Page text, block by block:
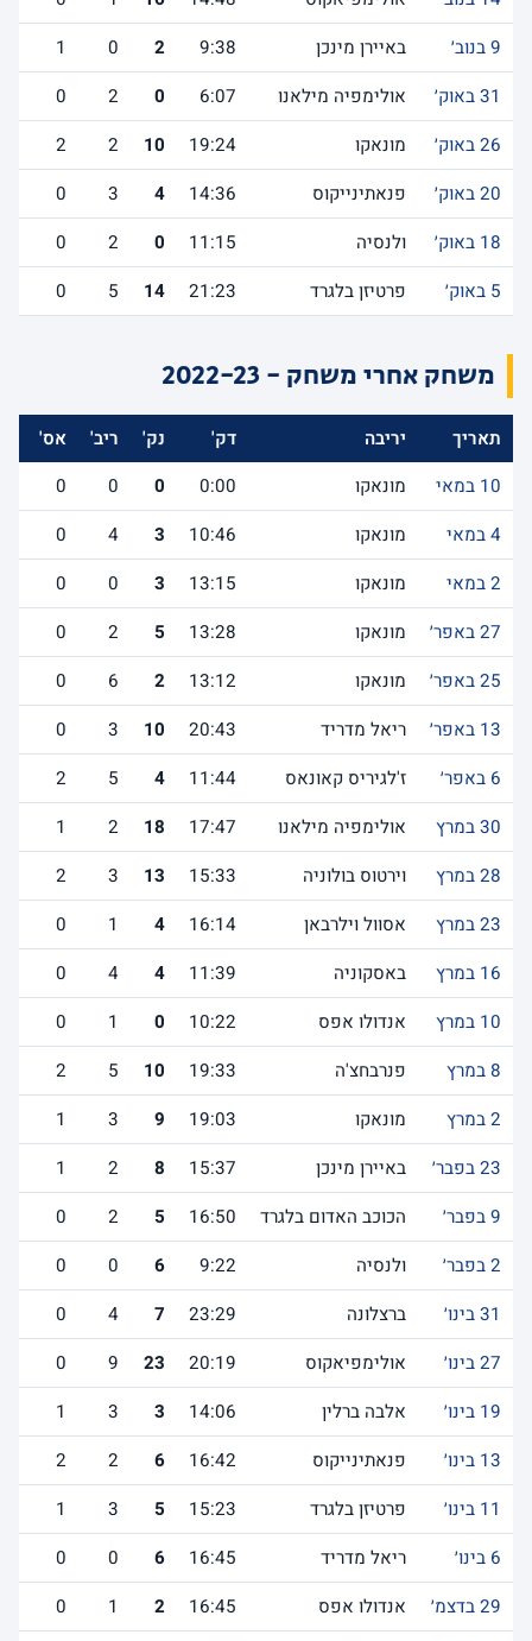
9 בנוב׳
באיירן מינכן 9:38
2
0
1
31 באוק׳
אולימפיה מילאנו 6:07
0
2
0
26 באוק׳
מונאקו 19:24
10
2
2
20 באוק׳
פנאתינייקוס 14:36
4
3
0
18 באוק׳
ולנסיה 11:15
0
2
0
5 באוק׳
פרטיזן בלגרד 21:23
14
5
0
משחק אחרי משחק - 2022-23
תאריך יריבה דק' נק' ריב' אס'
10 במאי
מונאקו 0:00
0
0
0
4 במאי
מונאקו 10:46
3
4
0
2 במאי
מונאקו 13:15
3
0
0
27 באפר׳
מונאקו 13:28
5
2
0
25 באפר׳
מונאקו 13:12
2
6
0
13 באפר׳
ריאל מדריד 20:43
10
3
0
6 באפר׳
ז'לגיריס קאונאס 11:44
4
5
2
30 במרץ
אולימפיה מילאנו 17:47
18
2
1
28 במרץ
וירטוס בולוניה 15:33
13
3
2
23 במרץ
אסוול וילרבאן 16:14
4
1
0
16 במרץ
באסקוניה 11:39
4
4
0
10 במרץ
אנדולו אפס 10:22
0
1
0
8 במרץ
פנרבחצ'ה 19:33
10
5
2
2 במרץ
מונאקו 19:03
9
3
1
23 בפבר׳
באיירן מינכן 15:37
8
2
1
9 בפבר׳
הכוכב האדום בלגרד 16:50
5
2
0
2 בפבר׳
ולנסיה 9:22
6
0
0
31 בינו׳
ברצלונה 23:29
7
4
0
27 בינו׳
אולימפיאקוס 20:19
23
9
0
19 בינו׳
אלבה ברלין 14:06
3
3
1
13 בינו׳
פנאתינייקוס 16:42
6
2
2
11 בינו׳
פרטיזן בלגרד 15:23
5
3
1
6 בינו׳
ריאל מדריד 16:45
6
0
0
29 בדצמ׳
אנדולו אפס 16:45
2
1
0